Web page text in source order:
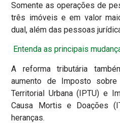
Somente as operações de
três imóveis e em valor
dual, além das pessoas
Entenda as principais
A reforma tributária
aumento de Imposto
Territorial Urbana (IPTU) e
Causa Mortis e Doações
heranças.